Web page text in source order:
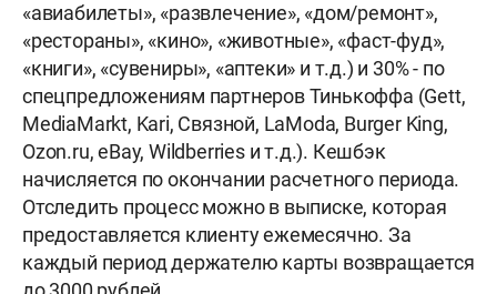
«авиабилеты», «развлечение», «дом/ремонт»,
«рестораны», «кино», «животные», «фаст-фуд»,
«книги», «сувениры», «аптеки» и т.д.) и 30% - по
спецпредложениям партнеров Тинькоффа (Gett,
MediaMarkt, Kari, Связной, LaModa, Burger King,
Ozon.ru, eBay, Wildberries и т.д.). Кешбэк
начисляется по окончании расчетного периода.
Отследить процесс можно в выписке, которая
предоставляется клиенту ежемесячно. За
каждый период держателю карты возвращается